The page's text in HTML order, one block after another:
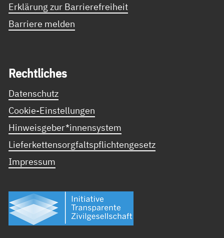
Erklärung zur Barrierefreiheit
Barriere melden
Recht­li­ches
Datenschutz
Cookie-Einstellungen
Hinweisgeber*innensystem
Lieferkettensorgfaltspflichtengesetz
Impressum